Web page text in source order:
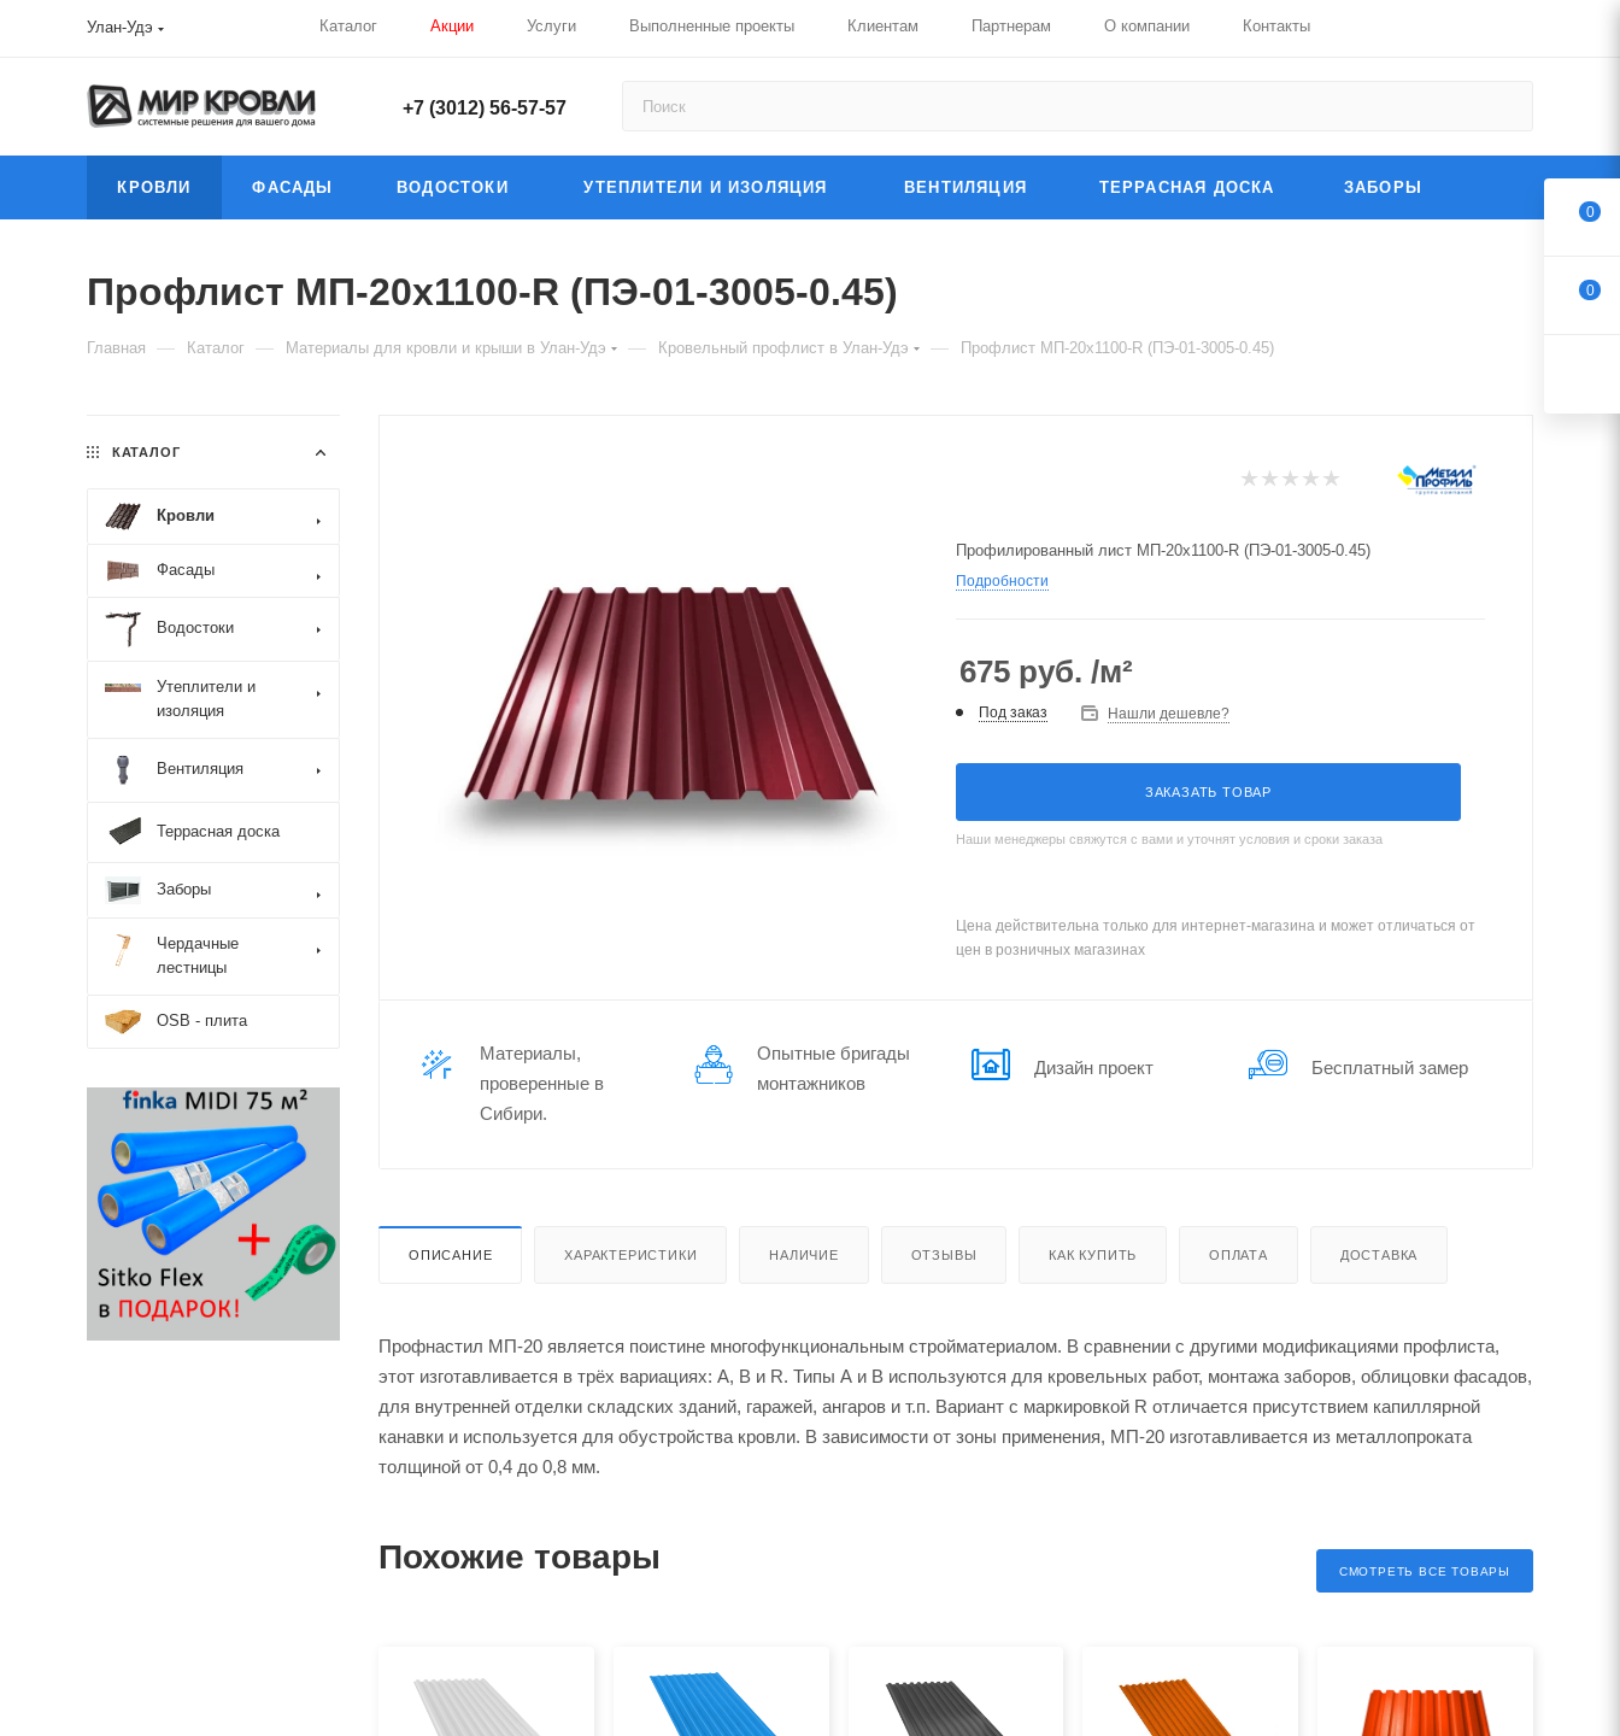
Улан-Удэ Каталог Акции Услуги Выполненные проекты Клиентам Партнерам О компании Контакты
+7 (3012) 56-57-57
КРОВЛИ ФАСАДЫ ВОДОСТОКИ УТЕПЛИТЕЛИ И ИЗОЛЯЦИЯ ВЕНТИЛЯЦИЯ ТЕРРАСНАЯ ДОСКА ЗАБОРЫ
Профлист МП-20х1100-R (ПЭ-01-3005-0.45)
Главная — Каталог — Материалы для кровли и крыши в Улан-Удэ — Кровельный профлист в Улан-Удэ — Профлист МП-20х1100-R (ПЭ-01-3005-0.45)
Профилированный лист МП-20х1100-R (ПЭ-01-3005-0.45)
Подробности
675 руб. /м²
Под заказ Нашли дешевле?
ЗАКАЗАТЬ ТОВАР
Наши менеджеры свяжутся с вами и уточнят условия и сроки заказа
Цена действительна только для интернет-магазина и может отличаться от
цен в розничных магазинах
Материалы,
проверенные в
Сибири.
Опытные бригады
монтажников
Дизайн проект Бес­плат­ный замер
ОПИСАНИЕ ХАРАКТЕРИСТИКИ НАЛИЧИЕ ОТЗЫВЫ КАК КУПИТЬ ОПЛАТА ДОСТАВКА
Профнастил МП-20 является поистине многофункциональным стройматериалом. В сравнении с другими модификациями профлиста,
этот изготавливается в трёх вариациях: А, В и R. Типы А и В используются для кровельных работ, монтажа заборов, облицовки фасадов,
для внутренней отделки складских зданий, гаражей, ангаров и т.п. Вариант с маркировкой R отличается присутствием капиллярной
канавки и используется для обустройства кровли. В зависимости от зоны применения, МП-20 изготавливается из металлопроката
толщиной от 0,4 до 0,8 мм.
Похожие товары СМОТРЕТЬ ВСЕ ТОВАРЫ
КАТАЛОГ
Кровли
Фасады
Водостоки
Утеплители и
изоляция
Вентиляция
Террасная доска
Заборы
Чердачные
лестницы
OSB - плита
0
0